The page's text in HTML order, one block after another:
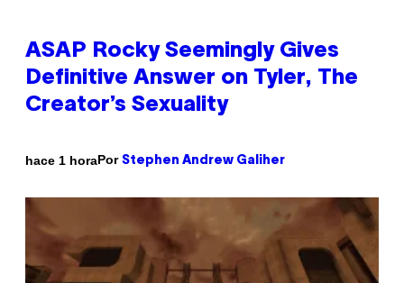
ASAP Rocky Seemingly Gives
Definitive Answer on Tyler, The
Creator’s Sexuality
hace 1 horaPor Stephen Andrew Galiher